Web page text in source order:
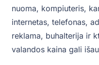
nuoma, kompiuteris,
internetas, telefonas,
reklama, buhalterija ir
valandos kaina gali